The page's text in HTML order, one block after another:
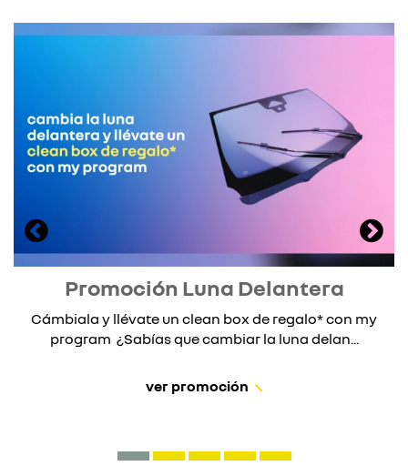
Promoción Luna Delantera
Cámbiala y llévate un clean box de regalo* con my
program ¿Sabías que cambiar la luna delan...
ver promoción